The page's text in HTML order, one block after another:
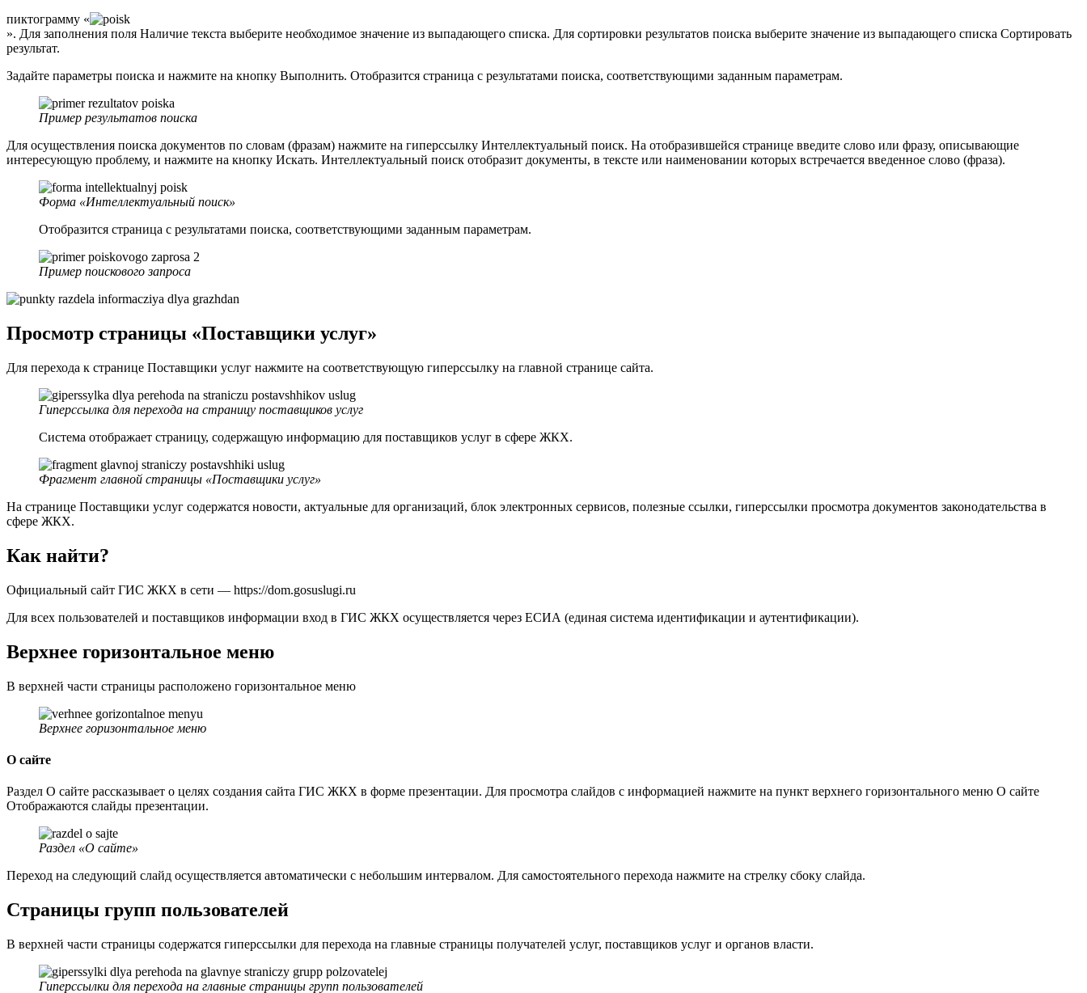
пиктограмму «
». Для заполнения поля Наличие текста выберите необходимое значение из выпадающего списка. Для сортировки результатов поиска выберите значение из выпадающего списка Сортировать
результат.
Задайте параметры поиска и нажмите на кнопку Выполнить. Отобразится страница с результатами поиска, соответствующими заданным параметрам.
Пример результатов поиска
Для осуществления поиска документов по словам (фразам) нажмите на гиперссылку Интеллектуальный поиск. На отобразившейся странице введите слово или фразу, описывающие
интересующую проблему, и нажмите на кнопку Искать. Интеллектуальный поиск отобразит документы, в тексте или наименовании которых встречается введенное слово (фраза).
Форма «Интеллектуальный поиск»
Отобразится страница с результатами поиска, соответствующими заданным параметрам.
Пример поискового запроса
Просмотр страницы «Поставщики услуг»
Для перехода к странице Поставщики услуг нажмите на соответствующую гиперссылку на главной странице сайта.
Гиперссылка для перехода на страницу поставщиков услуг
Система отображает страницу, содержащую информацию для поставщиков услуг в сфере ЖКХ.
Фрагмент главной страницы «Поставщики услуг»
На странице Поставщики услуг содержатся новости, актуальные для организаций, блок электронных сервисов, полезные ссылки, гиперссылки просмотра документов законодательства в
сфере ЖКХ.
Как найти?
Официальный сайт ГИС ЖКХ в сети — https://dom.gosuslugi.ru
Для всех пользователей и поставщиков информации вход в ГИС ЖКХ осуществляется через ЕСИА (единая система идентификации и аутентификации).
Верхнее горизонтальное меню
В верхней части страницы расположено горизонтальное меню
Верхнее горизонтальное меню
О сайте
Раздел О сайте рассказывает о целях создания сайта ГИС ЖКХ в форме презентации. Для просмотра слайдов с информацией нажмите на пункт верхнего горизонтального меню О сайте
Отображаются слайды презентации.
Раздел «О сайте»
Переход на следующий слайд осуществляется автоматически с небольшим интервалом. Для самостоятельного перехода нажмите на стрелку сбоку слайда.
Страницы групп пользователей
В верхней части страницы содержатся гиперссылки для перехода на главные страницы получателей услуг, поставщиков услуг и органов власти.
Гиперссылки для перехода на главные страницы групп пользователей